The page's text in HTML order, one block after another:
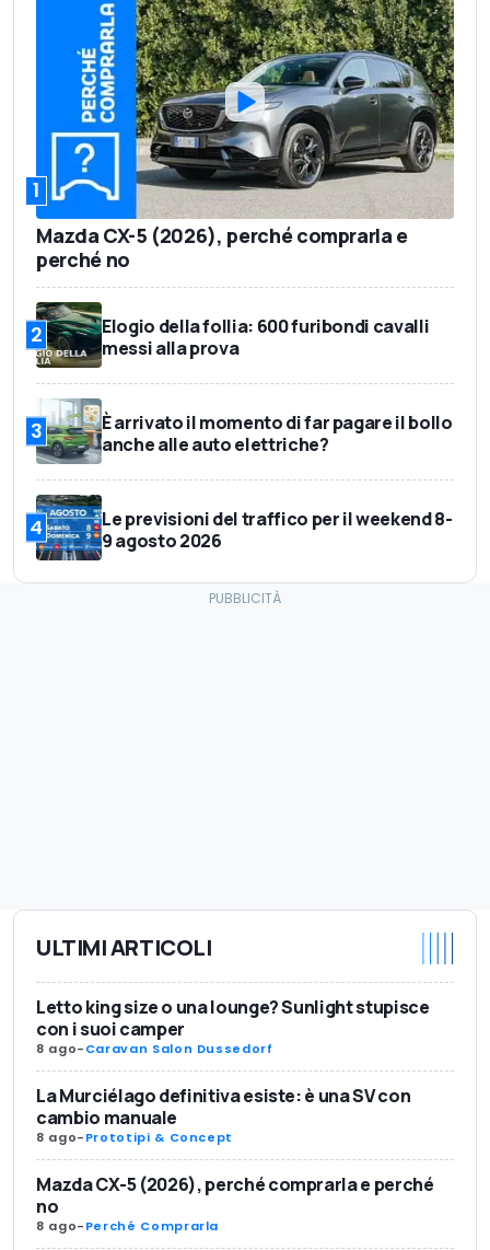
1
Mazda CX-5 (2026), perché comprarla e
perché no
2
Elogio della follia: 600 furibondi cavalli
messi alla prova
3
È arrivato il momento di far pagare il bollo
anche alle auto elettriche?
4
Le previsioni del traffico per il weekend 8-
9 agosto 2026
ULTIMI ARTICOLI
Letto king size o una lounge? Sunlight stupisce
con i suoi camper
8 ago-Caravan Salon Dussedorf
La Murciélago definitiva esiste: è una SV con
cambio manuale
8 ago-Prototipi & Concept
Mazda CX-5 (2026), perché comprarla e perché
no
8 ago-Perché Comprarla